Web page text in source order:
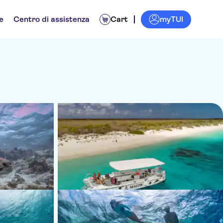
Centro di assistenza Cart myTUI